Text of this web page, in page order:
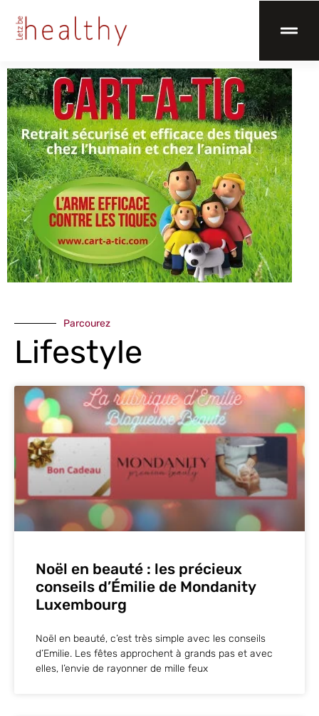
Parcourez
Lifestyle
Noël en beauté : les précieux
conseils d’Émilie de Mondanity
Luxembourg
Noël en beauté, c’est très simple avec les conseils
d’Emilie. Les fêtes approchent à grands pas et avec
elles, l’envie de rayonner de mille feux